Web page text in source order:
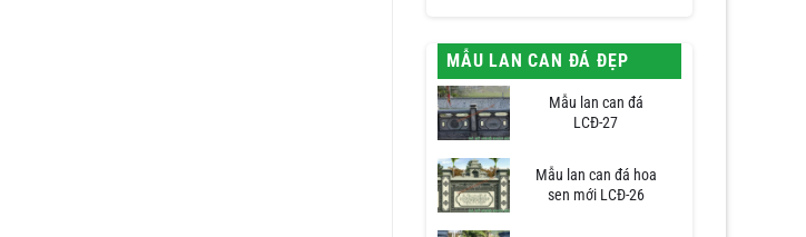
MẪU LAN CAN ĐÁ ĐẸP
Mẫu lan can đá
LCĐ-27
Mẫu lan can đá hoa
sen mới LCĐ-26